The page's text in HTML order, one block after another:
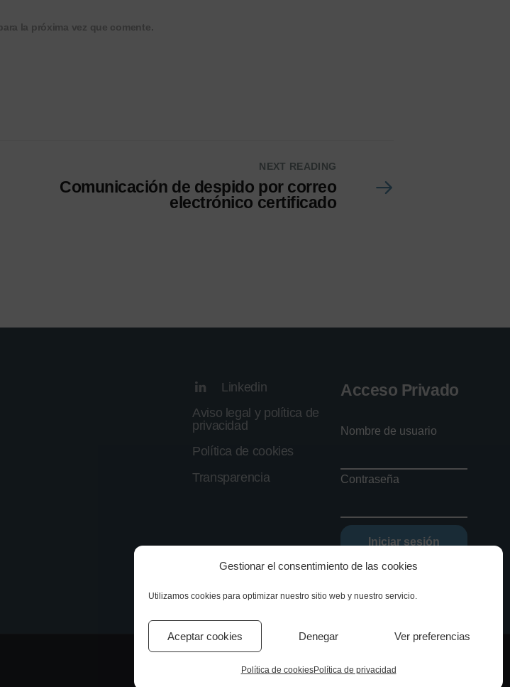
Gestionar el consentimiento de las cookies
Utilizamos cookies para optimizar nuestro sitio web y nuestro servicio.
Aceptar cookies Denegar Ver preferencias
Política de cookiesPolítica de privacidad
la próxima vez que comente.
NEXT READING
Comunicación de despido por correo
electrónico certificado
Linkedin
Aviso legal y política de
privacidad
Política de cookies
Transparencia
Acceso Privado
Nombre de usuario
Contraseña
Olvidé mi contraseña